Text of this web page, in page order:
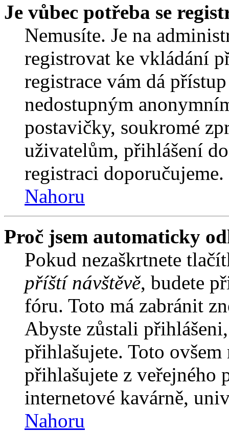
Je vůbec potřeba se
Nemusíte. Je na
registrovat ke vkládání
registrace vám dá
nedostupným
postavičky, soukromé
uživatelům, přihlášení
registraci
Nahoru
Proč jsem automaticky
Pokud nezaškrtnete
příští návštěvě, budete
fóru. Toto má zabránit
Abyste zůstali
přihlašujete. Toto
přihlašujete z veřejného
internetové kavárně,
Nahoru